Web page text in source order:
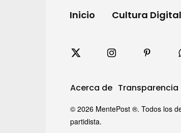
Inicio Cultura Digital
Acerca de Transparencia
© 2026 MentePost ®. Todos los
partidista.